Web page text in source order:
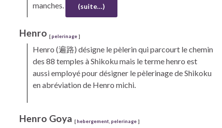
manches.
(suite…)
Henro [pelerinage]
Henro (遍路) désigne le pèlerin qui parcourt le chemin
des 88 temples àShikokumais le terme henro est
aussi employé pour désigner le pèlerinage de Shikoku
en abréviation de Henro michi.
Henro Goya [ hebergement,pelerinage]